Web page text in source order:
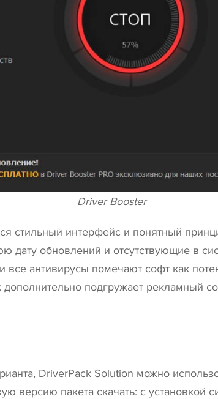
Driver Booster
стильный интерфейс и понятный
дату обновлений и отсутствующие в
все антивирусы помечают софт как
дополнительно подгружает рекламный
DriverPack Solution можно
версию пакета скачать: с установкой